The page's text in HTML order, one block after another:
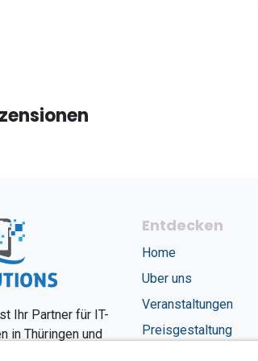
Ihr Partner für IT-
in Thüringen und
Entdecken
Home
Uber uns
Veranstaltungen
Preisgestaltung